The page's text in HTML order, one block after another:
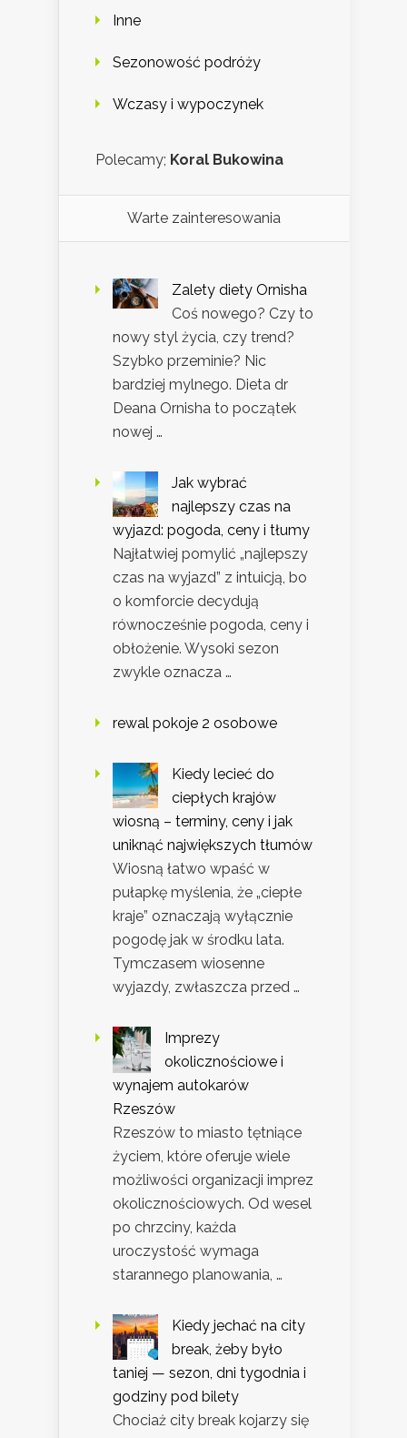
Inne
Sezonowość podróży
Wczasy i wypoczynek
Polecamy; Koral Bukowina
Warte zainteresowania
Zalety diety Ornisha
Coś nowego? Czy to
nowy styl życia, czy trend?
Szybko przeminie? Nic
bardziej mylnego. Dieta dr
Deana Ornisha to początek
nowej …
Jak wybrać
najlepszy czas na
wyjazd: pogoda, ceny i tłumy
Najłatwiej pomylić „najlepszy
czas na wyjazd” z intuicją, bo
o komforcie decydują
równocześnie pogoda, ceny i
obłożenie. Wysoki sezon
zwykle oznacza …
rewal pokoje 2 osobowe
Kiedy lecieć do
ciepłych krajów
wiosną – terminy, ceny i jak
uniknąć największych tłumów
Wiosną łatwo wpaść w
pułapkę myślenia, że „ciepłe
kraje” oznaczają wyłącznie
pogodę jak w środku lata.
Tymczasem wiosenne
wyjazdy, zwłaszcza przed …
Imprezy
okolicznościowe i
wynajem autokarów
Rzeszów
Rzeszów to miasto tętniące
życiem, które oferuje wiele
możliwości organizacji imprez
okolicznościowych. Od wesel
po chrzciny, każda
uroczystość wymaga
starannego planowania, …
Kiedy jechać na city
break, żeby było
taniej — sezon, dni tygodnia i
godziny pod bilety
Chociaż city break kojarzy się